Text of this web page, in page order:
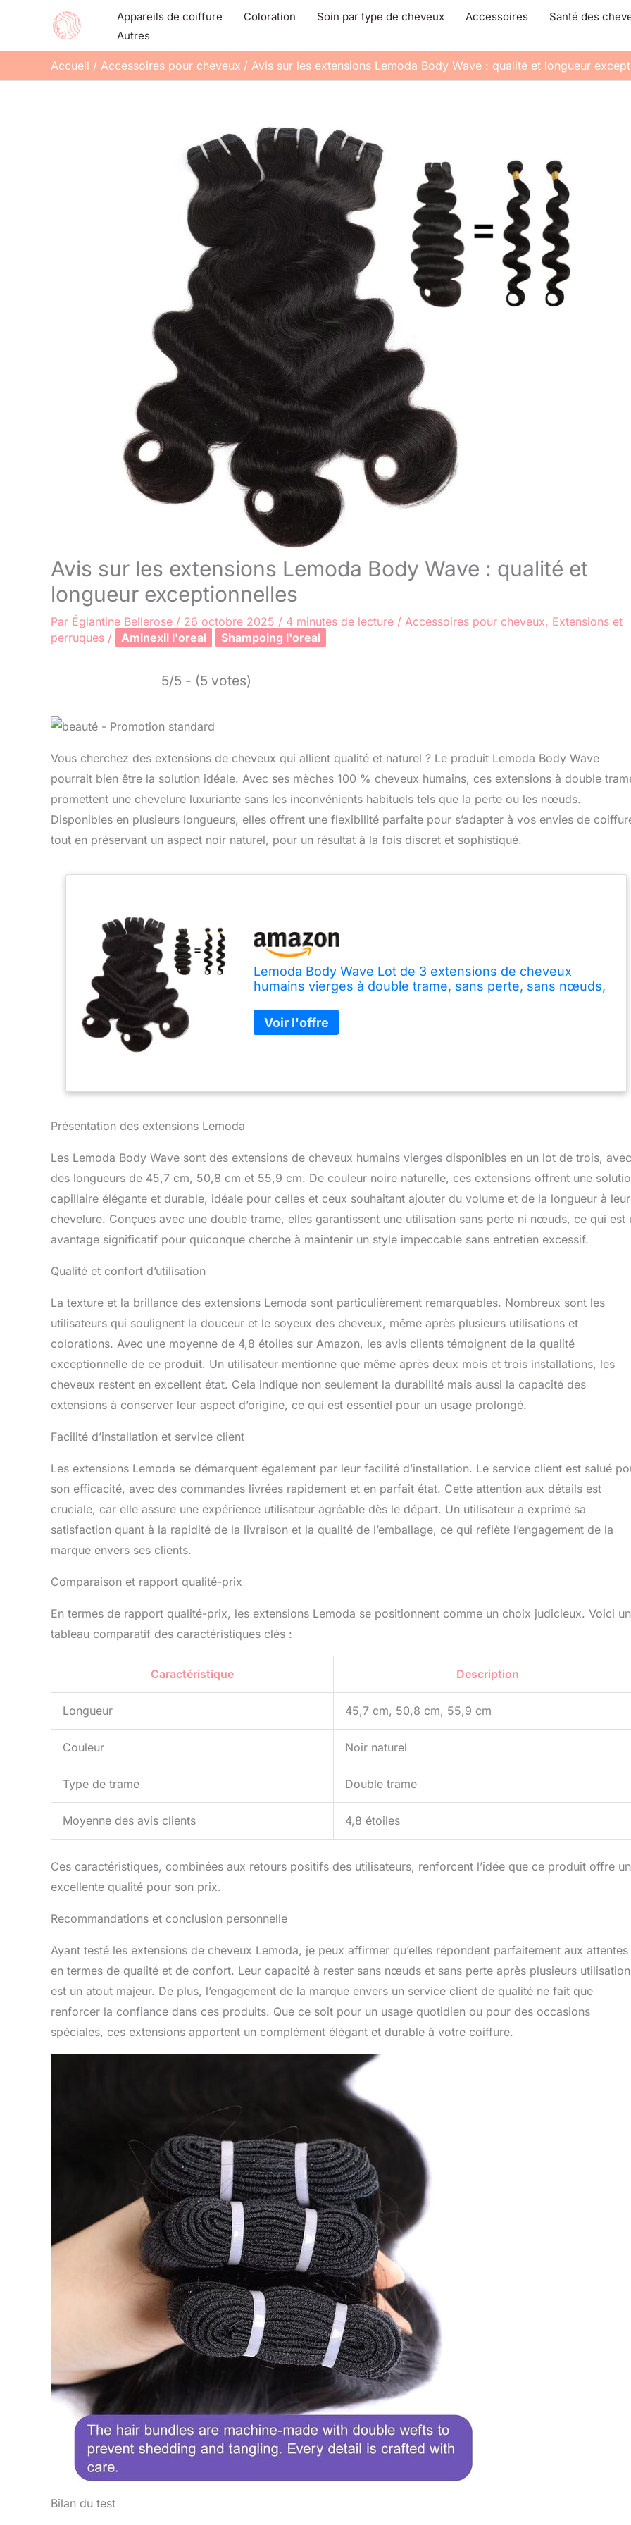
contenu
Appareils de coiffure Coloration Soin par type de cheveux Accessoires
Santé des
Autres
Accueil Accessoires pour cheveux Avis sur les extensions Lemoda Body Wave : qualité et longueur
Avis sur les extensions Lemoda Body Wave : qualité et
longueur exceptionnelles
Par Églantine Bellerose / 26 octobre 2025 / 4 minutes de lecture / Accessoires pour cheveux, Extensions et
perruques / Aminexil l'oreal Shampoing l'oreal
5/5 - (5 votes)
Vous cherchez des extensions de cheveux qui allient qualité et naturel ? Le produit Lemoda Body Wave
pourrait bien être la solution idéale. Avec ses mèches 100 % cheveux humains, ces extensions à double
promettent une chevelure luxuriante sans les inconvénients habituels tels que la perte ou les nœuds.
Disponibles en plusieurs longueurs, elles offrent une flexibilité parfaite pour s’adapter à vos envies de
tout en préservant un aspect noir naturel, pour un résultat à la fois discret et sophistiqué.
Lemoda Body Wave Lot de 3 extensions de cheveux
humains vierges à double trame, sans perte, sans nœuds,
Présentation des extensions Lemoda
Les Lemoda Body Wave sont des extensions de cheveux humains vierges disponibles en un lot de trois, avec
des longueurs de 45,7 cm, 50,8 cm et 55,9 cm. De couleur noire naturelle, ces extensions offrent une
capillaire élégante et durable, idéale pour celles et ceux souhaitant ajouter du volume et de la longueur à leur
chevelure. Conçues avec une double trame, elles garantissent une utilisation sans perte ni nœuds, ce qui est
avantage significatif pour quiconque cherche à maintenir un style impeccable sans entretien excessif.
Qualité et confort d’utilisation
La texture et la brillance des extensions Lemoda sont particulièrement remarquables. Nombreux sont les
utilisateurs qui soulignent la douceur et le soyeux des cheveux, même après plusieurs utilisations et
colorations. Avec une moyenne de 4,8 étoiles sur Amazon, les avis clients témoignent de la qualité
exceptionnelle de ce produit. Un utilisateur mentionne que même après deux mois et trois installations, les
cheveux restent en excellent état. Cela indique non seulement la durabilité mais aussi la capacité des
extensions à conserver leur aspect d’origine, ce qui est essentiel pour un usage prolongé.
Facilité d’installation et service client
Les extensions Lemoda se démarquent également par leur facilité d’installation. Le service client est salué
son efficacité, avec des commandes livrées rapidement et en parfait état. Cette attention aux détails est
cruciale, car elle assure une expérience utilisateur agréable dès le départ. Un utilisateur a exprimé sa
satisfaction quant à la rapidité de la livraison et la qualité de l’emballage, ce qui reflète l’engagement de la
marque envers ses clients.
Comparaison et rapport qualité-prix
En termes de rapport qualité-prix, les extensions Lemoda se positionnent comme un choix judicieux. Voici un
tableau comparatif des caractéristiques clés :
Caractéristique Description
Longueur 45,7 cm, 50,8 cm, 55,9 cm
Couleur Noir naturel
Type de trame Double trame
Moyenne des avis clients 4,8 étoiles
Ces caractéristiques, combinées aux retours positifs des utilisateurs, renforcent l’idée que ce produit offre
excellente qualité pour son prix.
Recommandations et conclusion personnelle
Ayant testé les extensions de cheveux Lemoda, je peux affirmer qu’elles répondent parfaitement aux attentes
en termes de qualité et de confort. Leur capacité à rester sans nœuds et sans perte après plusieurs
est un atout majeur. De plus, l’engagement de la marque envers un service client de qualité ne fait que
renforcer la confiance dans ces produits. Que ce soit pour un usage quotidien ou pour des occasions
spéciales, ces extensions apportent un complément élégant et durable à votre coiffure.
Bilan du test